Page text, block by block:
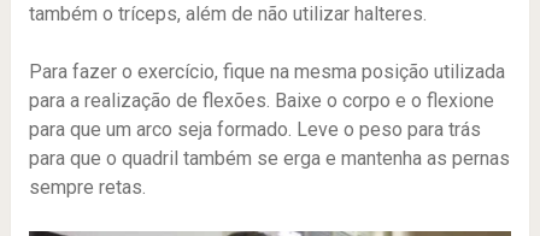
também o tríceps, além de não utilizar halteres.
Para fazer o exercício, fique na mesma posição utilizada
para a realização de flexões. Baixe o corpo e o flexione
para que um arco seja formado. Leve o peso para trás
para que o quadril também se erga e mantenha as pernas
sempre retas.